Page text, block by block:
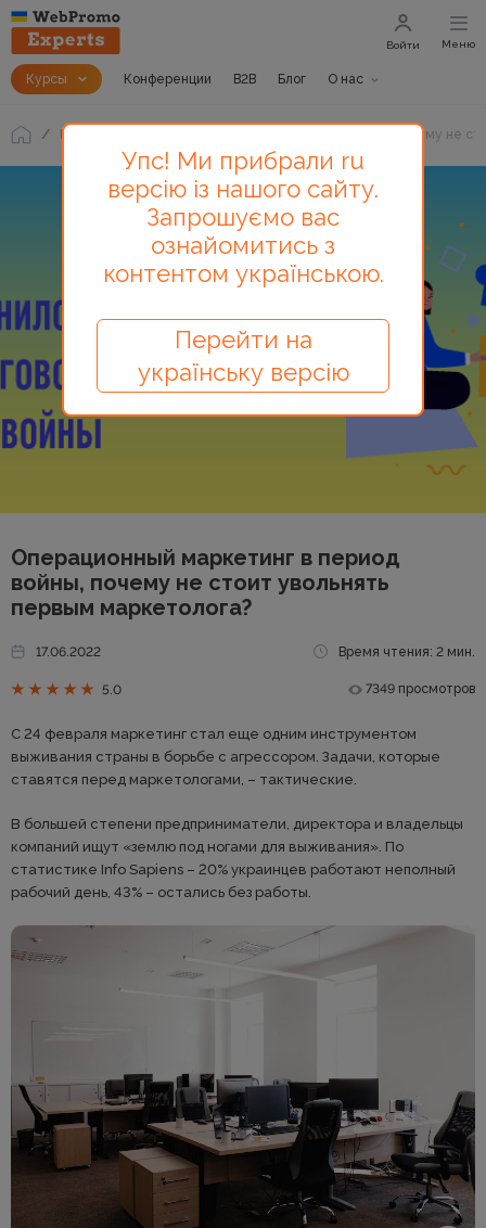
Курсы Конференции B2B Блог О нас
Войти Меню
Блог Операционный маркетинг в период войны, почему не
Операционный маркетинг в период
войны, почему не стоит увольнять
первым маркетолога?
17.06.2022 Время чтения: 2 мин.
5.0 7349 просмотров
С 24 февраля маркетинг стал еще одним инструментом
выживания страны в борьбе с агрессором. Задачи, которые
ставятся перед маркетологами, – тактические.
В большей степени предприниматели, директора и владельцы
компаний ищут «землю под ногами для выживания». По
статистике Info Sapiens – 20% украинцев работают неполный
рабочий день, 43% – остались без работы.
Упс! Ми прибрали ru
версію із нашого сайту.
Запрошуємо вас
ознайомитись з
контентом українською.
Перейти на
українську версію